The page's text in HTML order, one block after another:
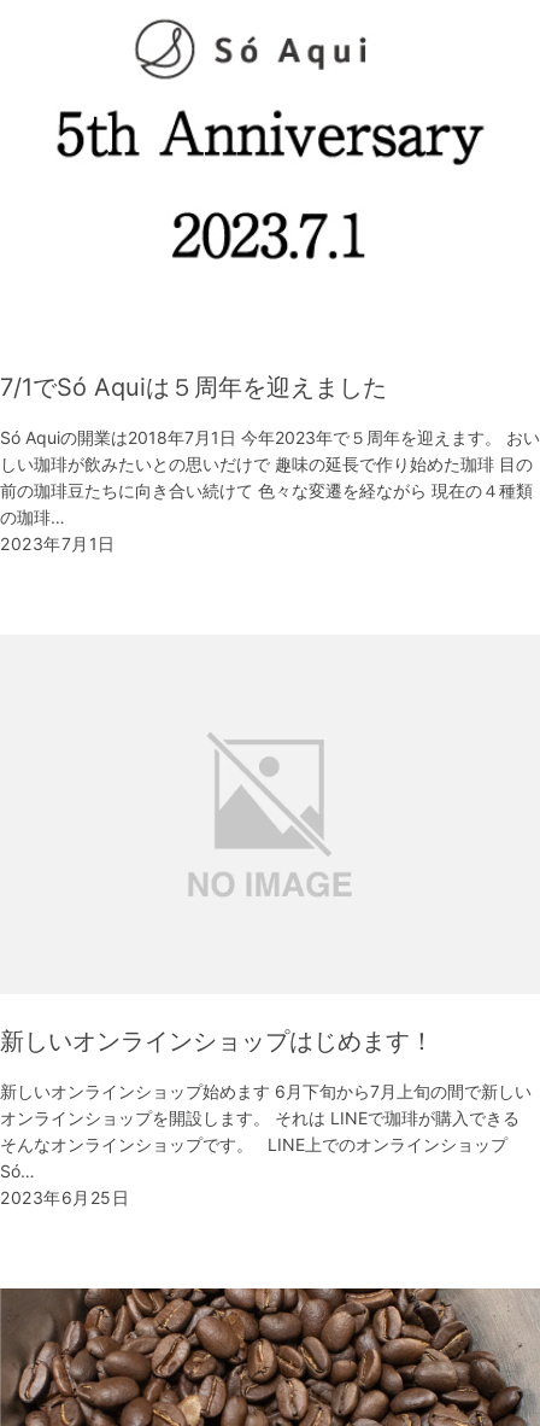
7/1でSó Aquiは５周年を迎えました
Só Aquiの開業は2018年7月1日 今年2023年で５周年を迎えます。 おい
しい珈琲が飲みたいとの思いだけで 趣味の延長で作り始めた珈琲 目の
前の珈琲豆たちに向き合い続けて 色々な変遷を経ながら 現在の４種類
の珈琲…
2023年7月1日
新しいオンラインショップはじめます！
新しいオンラインショップ始めます 6月下旬から7月上旬の間で新しい
オンラインショップを開設します。 それは LINEで珈琲が購入できる
そんなオンラインショップです。 LINE上でのオンラインショップ
Só…
2023年6月25日